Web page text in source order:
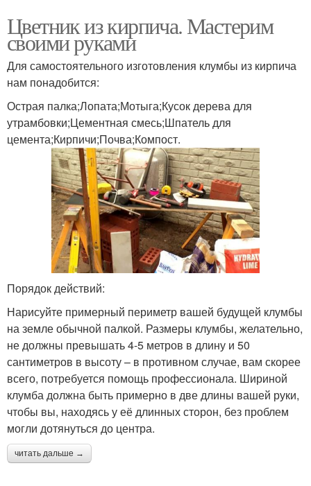
Цветник из кирпича. Мастерим
своими руками
Для самостоятельного изготовления клумбы из кирпича
нам понадобится:
Острая палка;Лопата;Мотыга;Кусок дерева для
утрамбовки;Цементная смесь;Шпатель для
цемента;Кирпичи;Почва;Компост.
Порядок действий:
Нарисуйте примерный периметр вашей будущей клумбы
на земле обычной палкой. Размеры клумбы, желательно,
не должны превышать 4-5 метров в длину и 50
сантиметров в высоту – в противном случае, вам скорее
всего, потребуется помощь профессионала. Шириной
клумба должна быть примерно в две длины вашей руки,
чтобы вы, находясь у её длинных сторон, без проблем
могли дотянуться до центра.
читать дальше →